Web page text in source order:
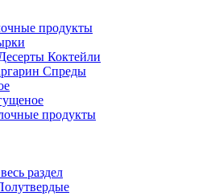
продукты
Коктейли
Спреды
продукты
раздел